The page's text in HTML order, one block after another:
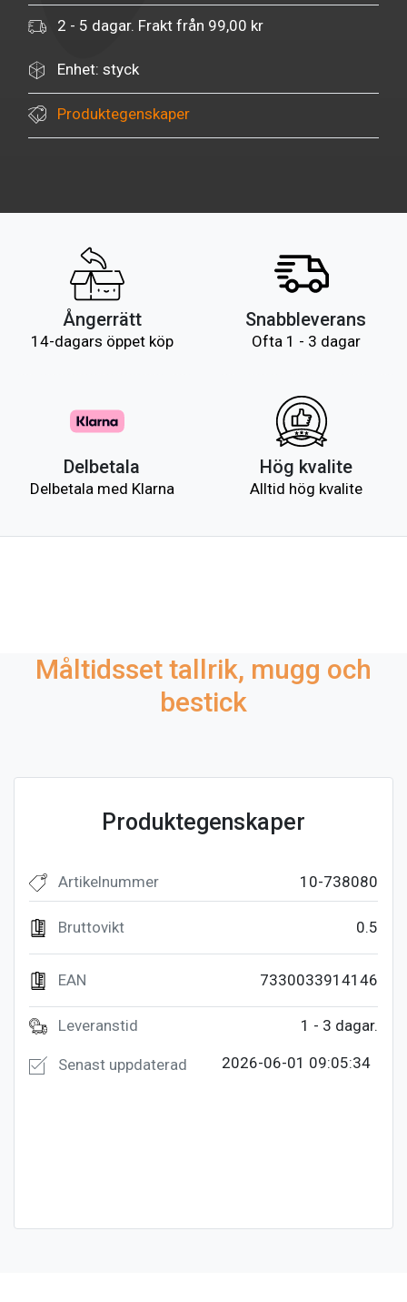
2 - 5 dagar. Frakt från 99,00 kr
Enhet: styck
Produktegenskaper
Ångerrätt
14-dagars öppet köp
Snabbleverans
Ofta 1 - 3 dagar
Delbetala
Delbetala med Klarna
Hög kvalite
Alltid hög kvalite
Måltidsset tallrik, mugg och
bestick
Produktegenskaper
10-738080
Artikelnummer
0.5
Bruttovikt
7330033914146
EAN
1 - 3 dagar.
Leveranstid
2026-06-01 09:05:34
Senast uppdaterad